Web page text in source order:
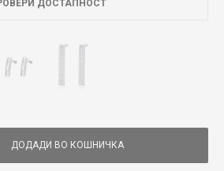
ДОСТАПНОСТ
ДОДАДИ ВО КОШНИЧКА